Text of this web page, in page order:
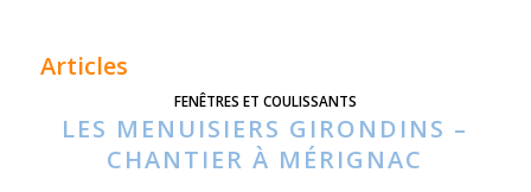
Articles
FENÊTRES ET COULISSANTS
LES MENUISIERS GIRONDINS –
CHANTIER À MÉRIGNAC